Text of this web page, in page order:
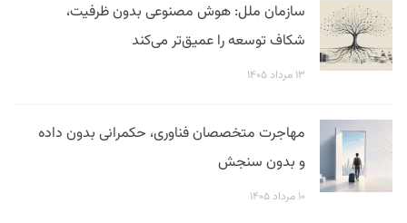
سازمان ملل: هوش مصنوعی بدون ظرفیت،
شکاف توسعه را عمیق‌تر می‌کند
۱۳ مرداد ۱۴۰۵
مهاجرت متخصصان فناوری، حکمرانی بدون داده
و بدون سنجش
۱۰ مرداد ۱۴۰۵